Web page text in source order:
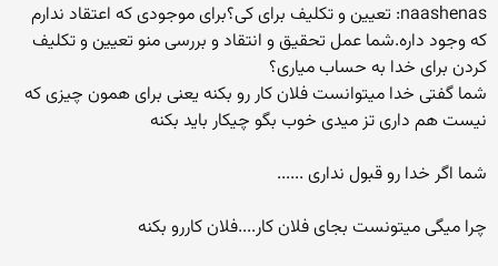
naashenas: تعیین و تکلیف برای کی؟برای موجودی که اعتقاد ندارم
که وجود داره.شما عمل تحقیق و انتقاد و بررسی منو تعیین و تکلیف
کردن برای خدا به حساب میاری؟
شما گفتی خدا میتوانست فلان کار رو بکنه یعنی برای همون چیزی که
نیست هم داری تز میدی خوب بگو چیکار باید بکنه
شما اگر خدا رو قبول نداری ......
چرا میگی میتونست بجای فلان کار....فلان کاررو بکنه